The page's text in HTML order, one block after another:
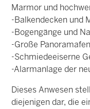
Marmor und
-Balkendecken und
-Bogengänge und
-Große
-Schmiedeeiserne
-Alarmanlage der
Dieses Anwesen
diejenigen dar, die